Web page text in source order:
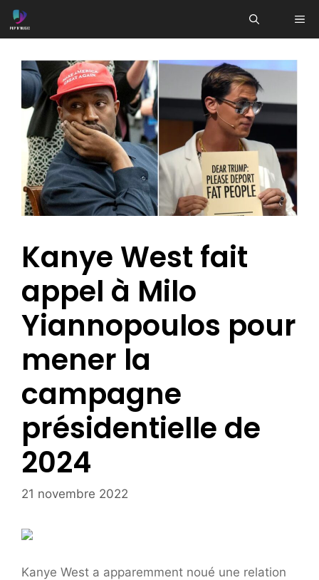
Aller
au
Kanye West fait
appel à Milo
Yiannopoulos pour
mener la
campagne
présidentielle de
2024
21 novembre 2022
Kanye West a apparemment noué une relation